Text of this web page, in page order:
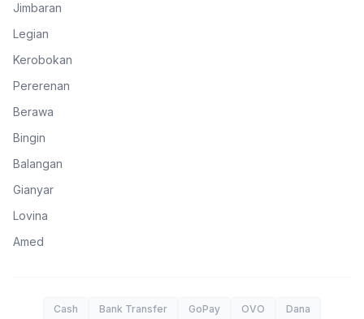
Jimbaran
Legian
Kerobokan
Pererenan
Berawa
Bingin
Balangan
Gianyar
Lovina
Amed
Cash Bank Transfer GoPay OVO Dana